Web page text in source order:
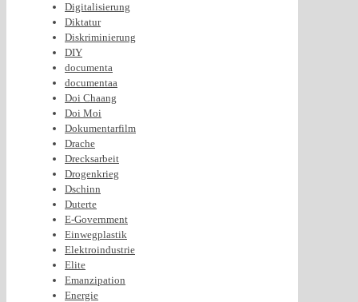
Digitalisierung
Diktatur
Diskriminierung
DIY
documenta
documentaa
Doi Chaang
Doi Moi
Dokumentarfilm
Drache
Drecksarbeit
Drogenkrieg
Dschinn
Duterte
E-Government
Einwegplastik
Elektroindustrie
Elite
Emanzipation
Energie